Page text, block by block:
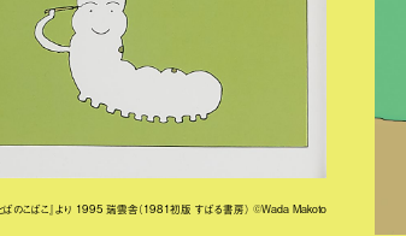
ばのこばこ』より 1995 瑞雲舎（1981初版 すばる書房） ©Wada Makoto